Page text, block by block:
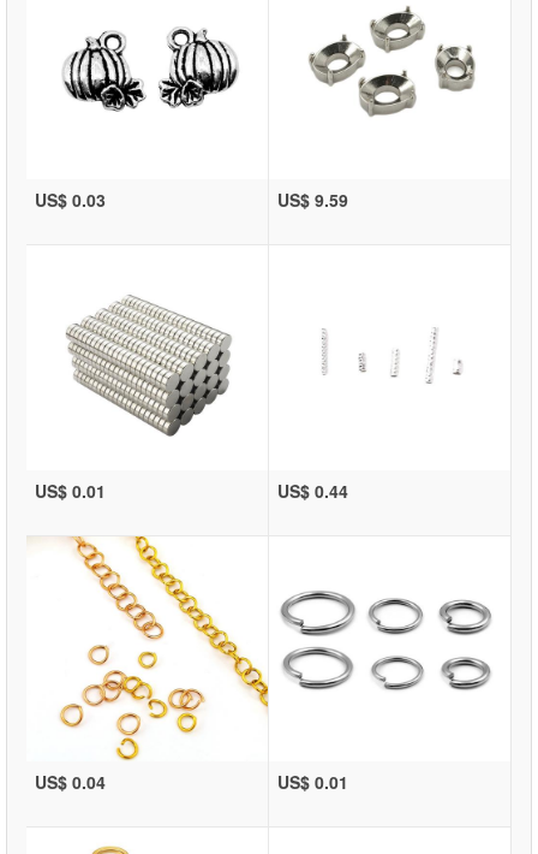
US$ 0.03 US$ 9.59
US$ 0.01 US$ 0.44
US$ 0.04 US$ 0.01